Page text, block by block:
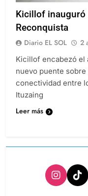
Kicillof inauguró
Reconquista
Diario EL SOL 2
Kicillof encabezó el
nuevo puente
conectividad entre
Ituzaing
Leer más